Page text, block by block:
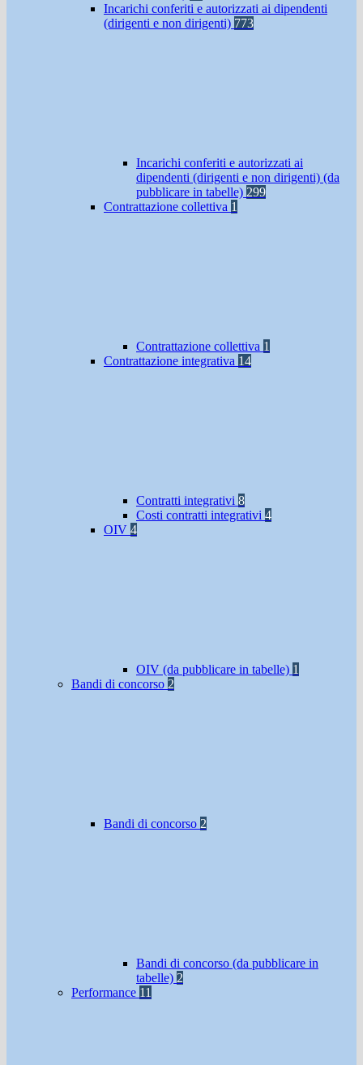
Incarichi conferiti e autorizzati ai dipendenti
(dirigenti e non dirigenti) 773
Incarichi conferiti e autorizzati ai
dipendenti (dirigenti e non dirigenti) (da
pubblicare in tabelle) 299
Contrattazione collettiva 1
Contrattazione collettiva 1
Contrattazione integrativa 14
Contratti integrativi 8
Costi contratti integrativi 4
OIV 4
OIV (da pubblicare in tabelle) 1
Bandi di concorso 2
Bandi di concorso 2
Bandi di concorso (da pubblicare in
tabelle) 2
Performance 11